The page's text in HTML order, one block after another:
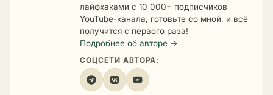
лайфхаками с 10 000+ подписчиков
YouTube-канала, готовьте со мной, и всё
получится с первого раза!
Подробнее об авторе →
СОЦСЕТИ АВТОРА: